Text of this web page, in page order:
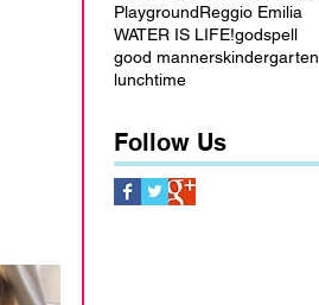
PlaygroundReggio Emilia
WATER IS LIFE!godspell
good mannerskindergarten
lunchtime
Follow Us